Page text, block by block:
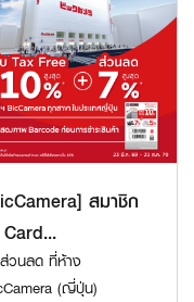
สมาชิก
วนลด ที่ห้าง
(ญี่ปุ่น)